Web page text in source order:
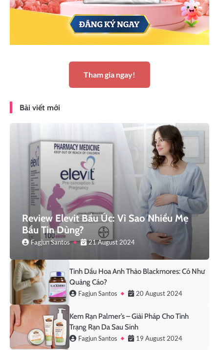
Tham gia ngay!
Bài viết mới
Review Elevit Bầu Úc: Vì Sao Nhiều Mẹ
Bầu Tin Dùng?
Fagjun Santos 21 August 2024
Tinh Dầu Hoa Anh Thảo Blackmores: Có Như
Quảng Cáo?
Fagjun Santos 20 August 2024
Kem Rạn Palmer’s – Giải Pháp Cho Tình
Trạng Rạn Da Sau Sinh
Fagjun Santos 19 August 2024